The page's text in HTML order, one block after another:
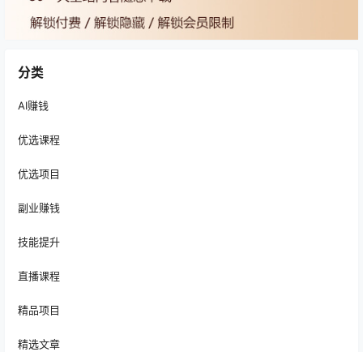
分类
AI赚钱
优选课程
优选项目
副业赚钱
技能提升
直播课程
精品项目
精选文章